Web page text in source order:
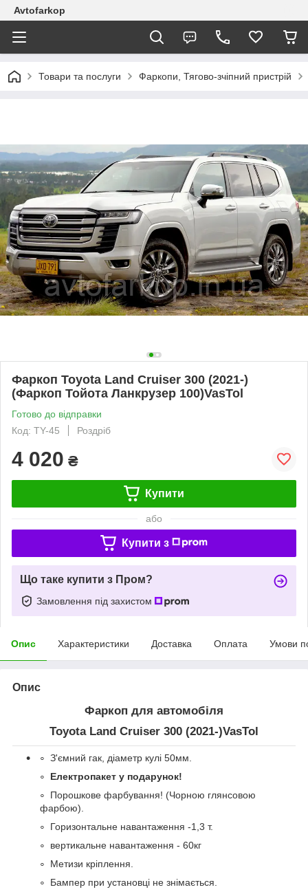
Avtofarkop
Товари та послуги Фаркопи, Тягово-зчіпний пристрій
Фаркоп Toyota Land Cruiser 300 (2021-)
(Фаркоп Тойота Ланкрузер 100)VasTol
Готово до відправки
Код: TY-45
Роздріб
4 020 ₴
Купити
або
Купити з
Що таке купити з Пром?
Замовлення під захистом
Опис Характеристики Доставка Оплата Умови
Опис
Фаркоп для автомобіля
Toyota Land Cruiser 300 (2021-)VasTol
З'ємний гак, діаметр кулі 50мм.
Електропакет у подарунок!
Порошкове фарбування! (Чорною глянсовою
фарбою).
Горизонтальне навантаження -1,3 т.
вертикальне навантаження - 60кг
Метизи кріплення.
Бампер при установці не знімається.